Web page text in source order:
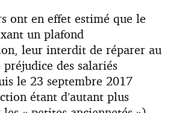
ont en effet estimé que le
un plafond
leur interdit de réparer au
préjudice des salariés
le 23 septembre 2017
étant d’autant plus